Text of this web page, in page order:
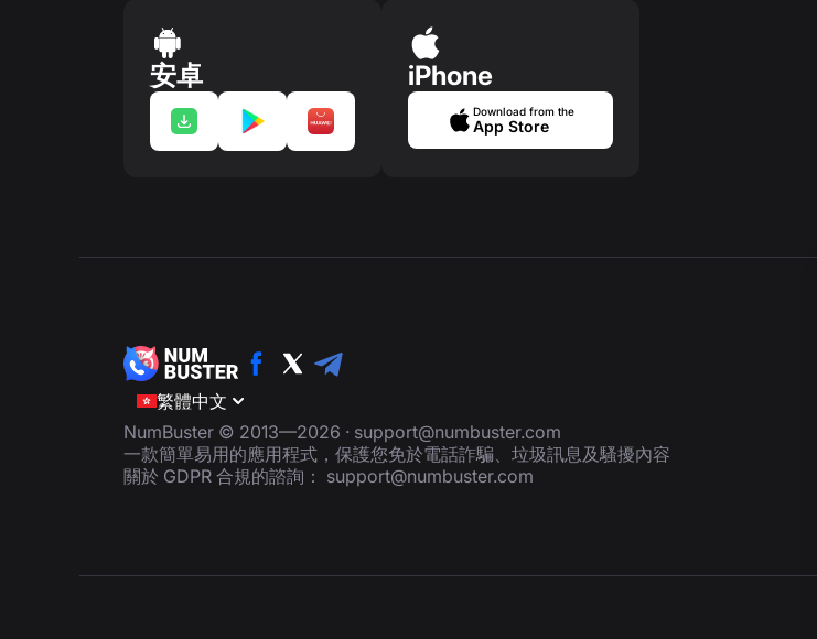
安卓 iPhone
Download from the
App Store
繁體中文
NumBuster © 2013—2026 · support@numbuster.com
一款簡單易用的應用程式，保護您免於電話詐騙、垃圾訊息及騷擾內容
關於 GDPR 合規的諮詢： support@numbuster.com